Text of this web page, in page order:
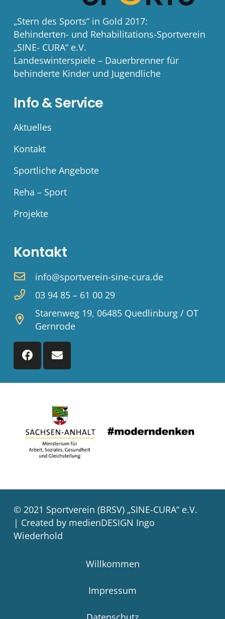
„Stern des Sports“ in Gold 2017:
Behinderten- und Rehabilitations-Sportverein
„SINE- CURA“ e.V.
Landeswinterspiele – Dauerbrenner für
behinderte Kinder und Jugendliche
Info & Service
Aktuelles
Kontakt
Sportliche Angebote
Reha – Sport
Projekte
Kontakt
info@sportverein-sine-cura.de
03 94 85 – 61 00 29
Starenweg 19, 06485 Quedlinburg / OT
Gernrode
© 2021 Sportverein (BRSV) „SINE-CURA“ e.V.
| Created by medienDESIGN Ingo
Wiederhold
Willkommen
Impressum